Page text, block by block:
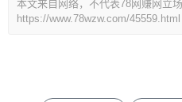
本文来自网络，不代表78网赚网立
https://www.78wzw.com/45559.html